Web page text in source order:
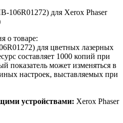
106R01272) для Xerox Phaser
о товаре:
для цветных лазерных
составляет 1000 копий при
показатель может изменяться в
настроек, выставляемых при
устройствами: Xerox Phaser